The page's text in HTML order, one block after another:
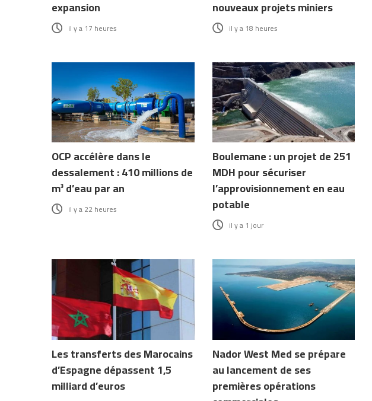
expansion
il y a 17 heures
nouveaux projets miniers
il y a 18 heures
OCP accélère dans le
dessalement : 410 millions de
m³ d’eau par an
il y a 22 heures
Boulemane : un projet de 251
MDH pour sécuriser
l’approvisionnement en eau
potable
il y a 1 jour
Les transferts des Marocains
d’Espagne dépassent 1,5
milliard d’euros
Nador West Med se prépare
au lancement de ses
premières opérations